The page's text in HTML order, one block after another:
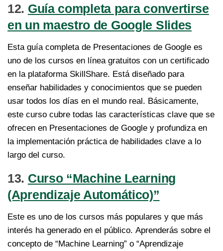
12. Guía completa para convertirse
en un maestro de Google Slides
Esta guía completa de Presentaciones de Google es
uno de los cursos en línea gratuitos con un certificado
en la plataforma SkillShare. Está diseñado para
enseñar habilidades y conocimientos que se pueden
usar todos los días en el mundo real. Básicamente,
este curso cubre todas las características clave que se
ofrecen en Presentaciones de Google y profundiza en
la implementación práctica de habilidades clave a lo
largo del curso.
13. Curso “Machine Learning
(Aprendizaje Automático)”
Este es uno de los cursos más populares y que más
interés ha generado en el público. Aprenderás sobre el
concepto de “Machine Learning” o “Aprendizaje